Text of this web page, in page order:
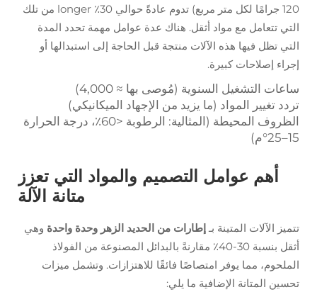
120 جرامًا لكل متر مربع) تدوم عادةً حوالي 30٪ longer من تلك
التي تتعامل مع مواد أثقل. هناك عدة عوامل مهمة تحدد المدة
التي تظل فيها هذه الآلات منتجة قبل الحاجة إلى استبدالها أو
إجراء إصلاحات كبيرة.
ساعات التشغيل السنوية (مُوصى بها ≈ 4,000)
تردد تغيير المواد (ما يزيد من الإجهاد الميكانيكي)
الظروف المحيطة (المثالية: الرطوبة <60٪، درجة الحرارة
15–25°م)
أهم عوامل التصميم والمواد التي تعزز
متانة الآلة
تتميز الآلات المتينة بـ إطارات من الحديد الزهر وحدة واحدة وهي
أثقل بنسبة 30-40٪ مقارنةً بالبدائل المصنوعة من الفولاذ
الملحوم، مما يوفر امتصاصًا فائقًا للاهتزازات. وتشمل ميزات
تحسين المتانة الإضافية ما يلي: